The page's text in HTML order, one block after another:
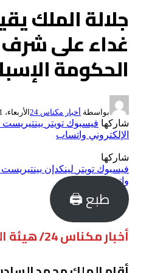
جلالة الملك
غداء على
الحكومة
بواسطة أخبار مكناس 24 الأربعاء، 21 فبراير 2024
شاركها فيسبوك تويتر بينتيريست
الإلكتروني واتساب
شاركها
فيسبوك تويتر لينكدإن بينتيريست
واتساب
طبع 🖨
أخبار مكناس 24/ هيئة التحرير